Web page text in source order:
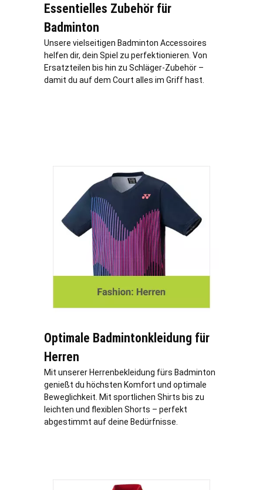
Essentielles Zubehör für
Badminton
Unsere vielseitigen Badminton Accessoires
helfen dir, dein Spiel zu perfektionieren. Von
Ersatzteilen bis hin zu Schläger-Zubehör –
damit du auf dem Court alles im Griff hast.
Optimale Badmintonkleidung für
Herren
Mit unserer Herrenbekleidung fürs Badminton
genießt du höchsten Komfort und optimale
Beweglichkeit. Mit sportlichen Shirts bis zu
leichten und flexiblen Shorts – perfekt
abgestimmt auf deine Bedürfnisse.